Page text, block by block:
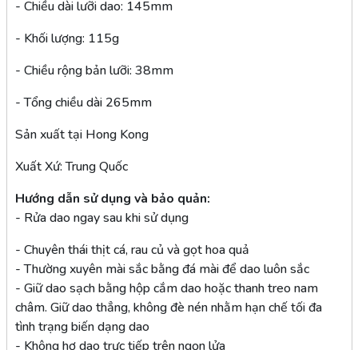
- Chiều dài lưỡi dao: 145mm
- Khối lượng: 115g
- Chiều rộng bản lưỡi: 38mm
- Tổng chiều dài 265mm
Sản xuất tại Hong Kong
Xuất Xứ: Trung Quốc
Hướng dẫn sử dụng và bảo quản:
- Rửa dao ngay sau khi sử dụng
- Chuyên thái thịt cá, rau củ và gọt hoa quả
- Thường xuyên mài sắc bằng đá mài để dao luôn sắc
- Giữ dao sạch bằng hộp cắm dao hoặc thanh treo nam
châm. Giữ dao thẳng, không đè nén nhằm hạn chế tối đa
tình trạng biến dạng dao
- Không hơ dao trực tiếp trên ngọn lửa